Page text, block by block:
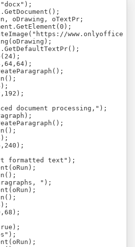
oDrawing, oTextPr;
document processing,");
formatted text");
");